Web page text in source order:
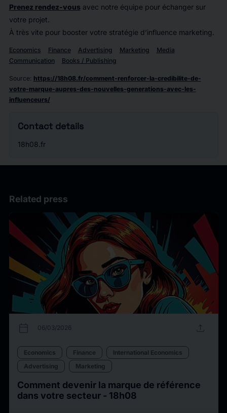
Prenez rendez-vousavec notre équipe pour échanger sur
votre projet.
À très vite pour booster votre stratégie d’influence marketing.
Economics Finance Advertising Marketing
Media
Communication
Books / Publishing
Source: https://18h08.fr/comment-renforcer-la-credibilite-de-
votre-marque-aupres-des-nouvelles-generations-avec-les-
influenceurs/
Contact details
18h08.fr
Related press
calendar_today 06/03/2026 upload
Economics Finance
International Economics
Advertising
Marketing
Comment devenir la marque de référence
dans votre secteur - 18h08